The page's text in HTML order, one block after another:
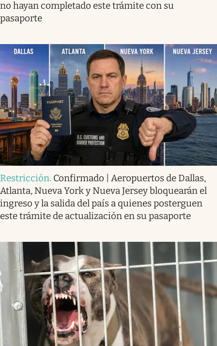
no hayan completado este trámite con su
pasaporte
Restricción. Confirmado | Aeropuertos de Dallas,
Atlanta, Nueva York y Nueva Jersey bloquearán el
ingreso y la salida del país a quienes posterguen
este trámite de actualización en su pasaporte